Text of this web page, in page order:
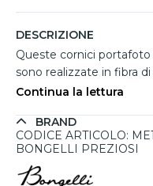
DESCRIZIONE
Queste cornici
sono realizzate in fibra
eleganti farfalle
matrimoni, nascite o
non solo rappresentano
complemento d'arredo
Continua la lettura
BRAND
CODICE ARTICOLO:
BONGELLI PREZIOSI